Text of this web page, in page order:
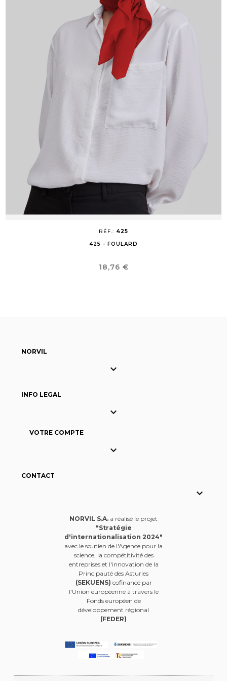
RÉF.: 425
425 - FOULARD
Prix
18,76 €
NORVIL

INFO LEGAL

VOTRE COMPTE

CONTACT

NORVIL S.A. a réalisé le projet
"Stratégie
d'internationalisation 2024"
avec le soutien de l'Agence pour la
science, la compétitivité des
entreprises et l'innovation de la
Principauté des Asturies
(SEKUENS) cofinancé par
l'Union européenne à travers le
Fonds européen de
développement régional
(FEDER)